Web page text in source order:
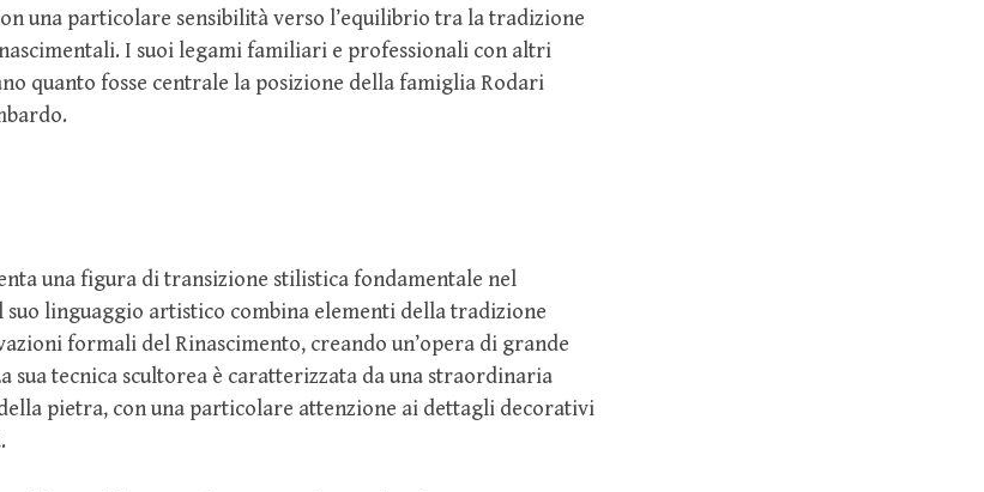
una particolare sensibilità verso l’equilibrio tra la tradizione
I suoi legami familiari e professionali con altri
quanto fosse centrale la posizione della famiglia Rodari
una figura di transizione stilistica fondamentale nel
linguaggio artistico combina elementi della tradizione
formali del Rinascimento, creando un’opera di grande
sua tecnica scultorea è caratterizzata da una straordinaria
pietra, con una particolare attenzione ai dettagli decorativi